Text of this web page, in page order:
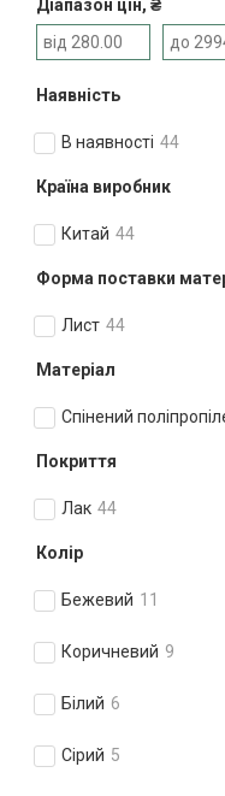
Діапазон цін, ₴
Наявність
В наявності 44
Країна виробник
Китай 44
Форма поставки
Лист 44
Матеріал
Спінений
Покриття
Лак 44
Колір
Бежевий 11
Коричневий 9
Білий 6
Сірий 5